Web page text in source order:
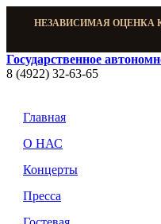
НЕЗАВИСИМАЯ ОЦЕНКА
Государственное
8 (4922) 32-63-65
Главная
О НАС
Концерты
Пресса